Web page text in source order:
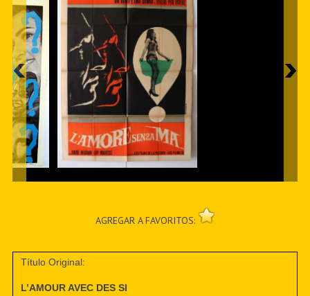
AGREGAR A FAVORITOS:
Título Original:
L’AMOUR AVEC DES SI